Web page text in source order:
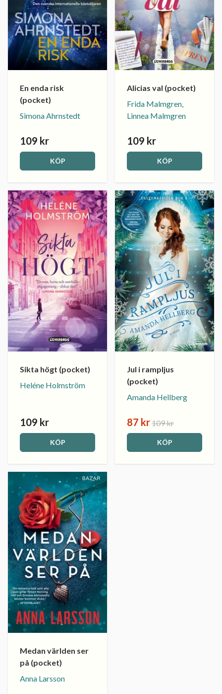
En enda risk
(pocket)
Simona Ahrnstedt
109 kr
KÖP
Alicias val (pocket)
Frida Malmgren,
Linnea Malmgren
109 kr
KÖP
Sikta högt (pocket)
Heléne Holmström
109 kr
KÖP
Jul i rampljus
(pocket)
Amanda Hellberg
87 kr109 kr
KÖP
Medan världen ser
på (pocket)
Anna Larsson